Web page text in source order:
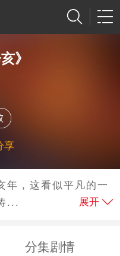
》
享
年，这看似平凡的一
...
展开
分集剧情